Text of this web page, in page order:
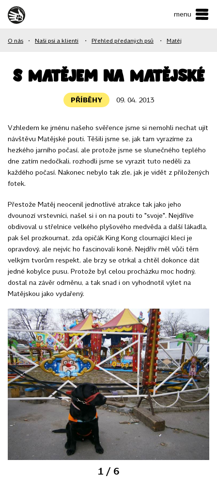
menu
O NÁS
NAŠE SLUŽBY
JAK MŮŽETE POMOCI?
E-shop
O nás • Naši psi a klienti • Přehled předaných psů • Matěj
S Matějem na Matějské
PŘÍBĚHY 09. 04. 2013
Vzhledem ke jménu našeho svěřence jsme si nemohli nechat ujít
návštěvu Matějské pouti. Těšili jsme se, jak tam vyrazíme za
hezkého jarního počasí, ale protože jsme se slunečného teplého
dne zatím nedočkali, rozhodli jsme se vyrazit tuto neděli za
každého počasí. Nakonec nebylo tak zle, jak je vidět z přiložených
fotek.
Přestože Matěj neocenil jednotlivé atrakce tak jako jeho
dvounozí vrstevníci, našel si i on na pouti to "svoje". Nejdříve
obdivoval u střelnice velkého plyšového medvěda a další lákadla,
pak šel prozkoumat, zda opičák King Kong cloumající klecí je
opravdový, ale nejvíc ho fascinovali koně. Nejdřív měl vůči těm
velkým tvorům respekt, ale brzy se otrkal a chtěl dokonce dát
jedné kobylce pusu. Protože byl celou procházku moc hodný,
dostal na závěr odměnu, a tak snad i on vyhodnotil výlet na
Matějskou jako vydařený.
1 / 6